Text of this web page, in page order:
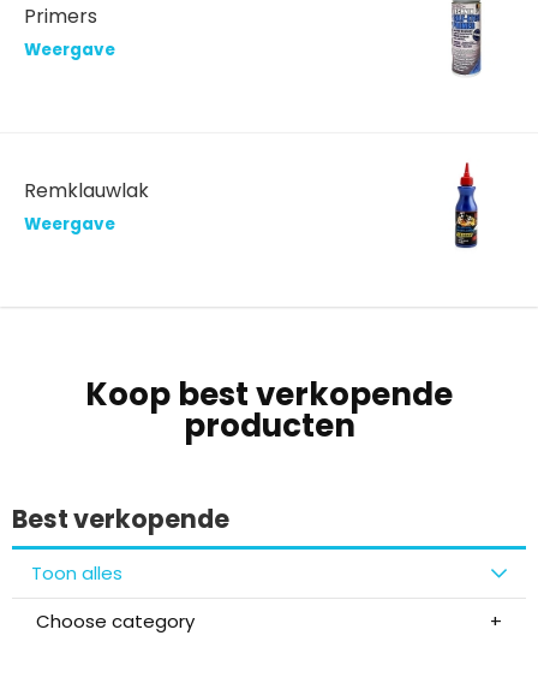
Primers
Weergave
Remklauwlak
Weergave
Koop best verkopende
producten
Best verkopende
Toon alles
Choose category